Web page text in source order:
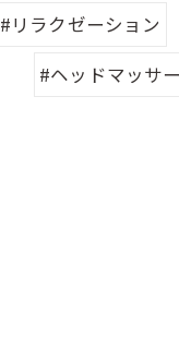
#リラクゼーション
#ヘッドマッサ